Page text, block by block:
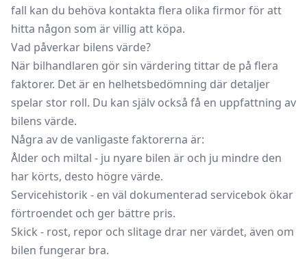
fall kan du behöva kontakta flera olika firmor för att
hitta någon som är villig att köpa.
Vad påverkar bilens värde?
När bilhandlaren gör sin värdering tittar de på flera
faktorer. Det är en helhetsbedömning där detaljer
spelar stor roll. Du kan själv också få en uppfattning av
bilens värde.
Några av de vanligaste faktorerna är:
Ålder och miltal - ju nyare bilen är och ju mindre den
har körts, desto högre värde.
Servicehistorik - en väl dokumenterad servicebok ökar
förtroendet och ger bättre pris.
Skick - rost, repor och slitage drar ner värdet, även om
bilen fungerar bra.